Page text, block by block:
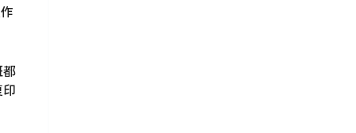
都